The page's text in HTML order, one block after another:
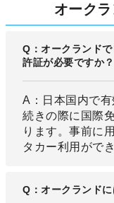
オーク
Q：オークランド
許証が必要ですか？
A：日本国内で
続きの際に国際
ります。事前に
タカー利用がで
Q：オークランド